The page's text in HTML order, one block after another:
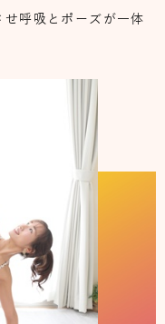
呼吸とポーズが一体